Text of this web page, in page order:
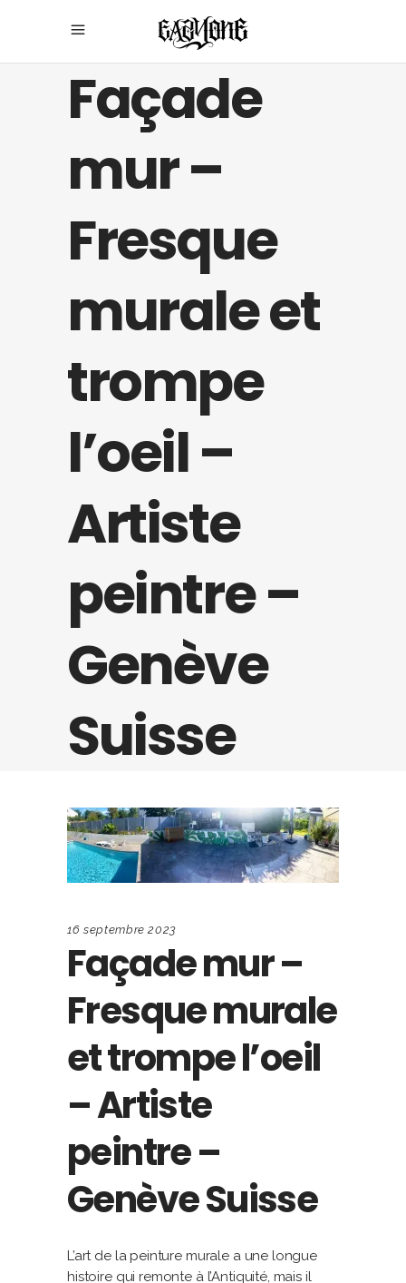
Façade
mur –
Fresque
murale et
trompe
l’oeil –
Artiste
peintre –
Genève
Suisse
16 septembre 2023
Façade mur –
Fresque murale
et trompe l’oeil
– Artiste
peintre –
Genève Suisse
L’art de la peinture murale a une longue
histoire qui remonte à l’Antiquité, mais il